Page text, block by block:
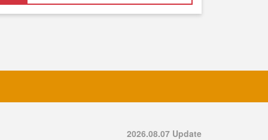
2026.08.07 Update